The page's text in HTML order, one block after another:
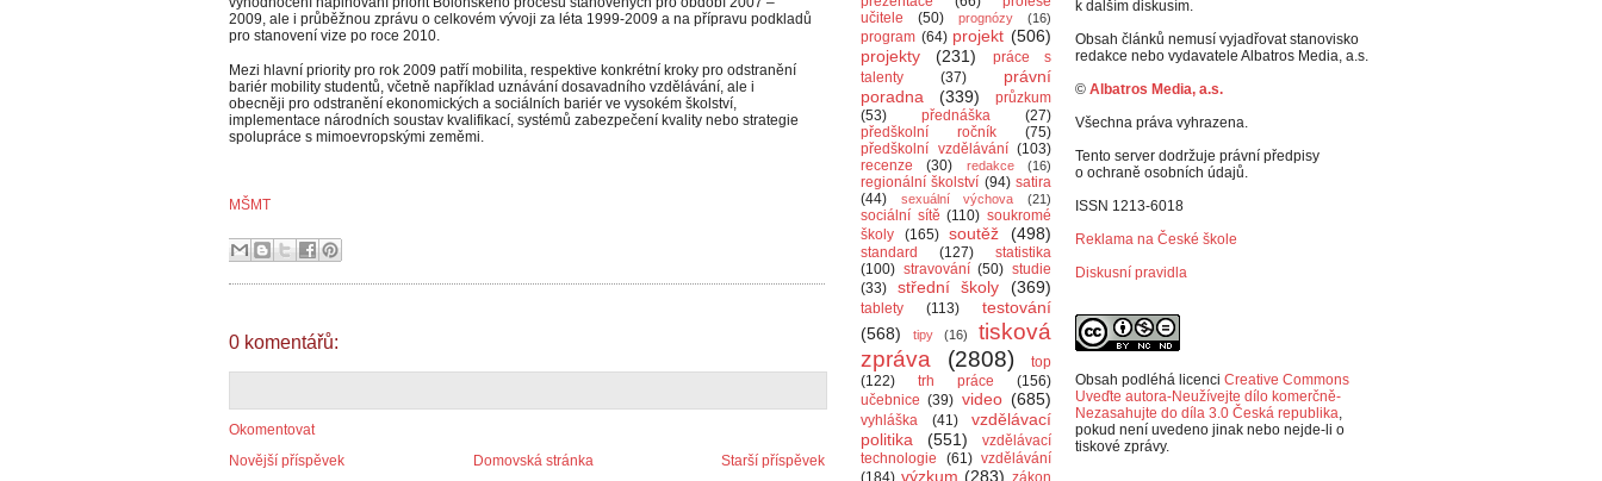
2009, ale i průběžnou zprávu o celkovém vývoji za léta 1999-2009 a na přípravu podkladů
pro stanovení vize po roce 2010.
Mezi hlavní priority pro rok 2009 patří mobilita, respektive konkrétní kroky pro odstranění
bariér mobility studentů, včetně například uznávání dosavadního vzdělávání, ale i
obecněji pro odstranění ekonomických a sociálních bariér ve vysokém školství,
implementace národních soustav kvalifikací, systémů zabezpečení kvality nebo strategie
spolupráce s mimoevropskými zeměmi.
MŠMT
0 komentářů:
Okomentovat
Novější příspěvek
Starší příspěvek
Domovská stránka
učitele
(50) prognózy (16)
program (64) projekt (506)
projekty
(231)
práce s
talenty
(37)
právní
poradna
(339)
průzkum
(53)
přednáška
(27)
předškolní ročník
(75)
předškolní vzdělávání (103)
recenze
(30) redakce (16)
regionální školství (94) satira
(44)
sexuální výchova (21)
sociální sítě (110) soukromé
školy
(165) soutěž (498)
standard (127)
statistika
(100) stravování (50) studie
(33)
střední školy (369)
tablety (113)
testování
(568)
tipy (16)
tisková
zpráva
(2808)
top
(122)
trh práce
(156)
učebnice (39) video (685)
vyhláška (41)
vzdělávací
politika
(551)
vzdělávací
technologie
(61) vzdělávání
(184) výzkum (283) zákon
k dalším diskusím.
Obsah článků nemusí vyjadřovat stanovisko
redakce nebo vydavatele Albatros Media, a.s.
© Albatros Media, a.s.
Všechna práva vyhrazena.
Tento server dodržuje právní předpisy
o ochraně osobních údajů.
ISSN 1213-6018
Reklama na České škole
Diskusní pravidla
Obsah podléhá licenci Creative Commons
Uveďte autora-Neužívejte dílo komerčně-
Nezasahujte do díla 3.0 Česká republika
pokud není uvedeno jinak nebo nejde-li o
tiskové zprávy.